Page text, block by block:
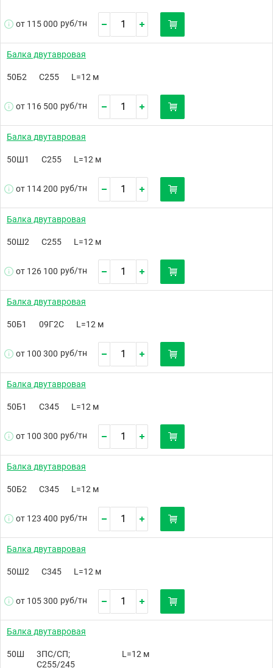
от 115 000 руб/тн
Балка двутавровая
50Б2 С255 L=12 м
от 116 500 руб/тн
Балка двутавровая
50Ш1 С255 L=12 м
от 114 200 руб/тн
Балка двутавровая
50Ш2 С255 L=12 м
от 126 100 руб/тн
Балка двутавровая
50Б1 09Г2С L=12 м
от 100 300 руб/тн
Балка двутавровая
50Б1 С345 L=12 м
от 100 300 руб/тн
Балка двутавровая
50Б2 С345 L=12 м
от 123 400 руб/тн
Балка двутавровая
50Ш2 С345 L=12 м
от 105 300 руб/тн
Балка двутавровая
50Ш
3ПС/СП;
С255/245
L=12 м